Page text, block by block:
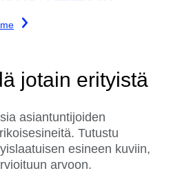
jotain erityistä
asiantuntijoiden
Tutustu
esineen kuviin,
arvoon.